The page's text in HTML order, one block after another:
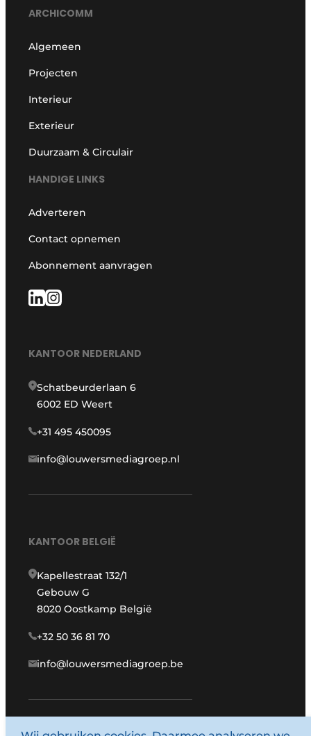
ARCHICOMM
Algemeen
Projecten
Interieur
Exterieur
Duurzaam & Circulair
HANDIGE LINKS
Adverteren
Contact opnemen
Abonnement aanvragen
KANTOOR NEDERLAND
Schatbeurderlaan 6
6002 ED Weert
+31 495 450095
info@louwersmediagroep.nl
KANTOOR BELGIË
Kapellestraat 132/1
Gebouw G
8020 Oostkamp België
+32 50 36 81 70
info@louwersmediagroep.be